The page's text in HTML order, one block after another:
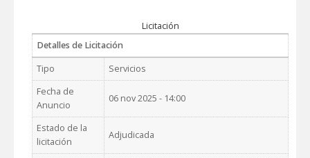
Licitación
Detalles de Licitación
Tipo
Servicios
Fecha de
Anuncio
06 nov 2025 - 14:00
Estado de la
licitación
Adjudicada